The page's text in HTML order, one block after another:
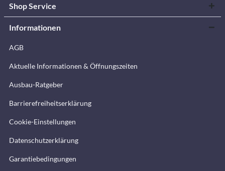
Shop Service
Informationen
AGB
Aktuelle Informationen & Öffnungszeiten
Ausbau-Ratgeber
Barrierefreiheitserklärung
Cookie-Einstellungen
Datenschutzerklärung
Garantiebedingungen